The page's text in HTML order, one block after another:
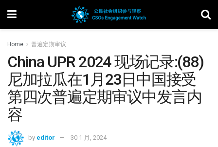
Home 普遍定期审议
China UPR 2024 现场记录:(88)
尼加拉瓜在1月23日中国接受
第四次普遍定期审议中发言内
容
by editor 30 1 月, 2024